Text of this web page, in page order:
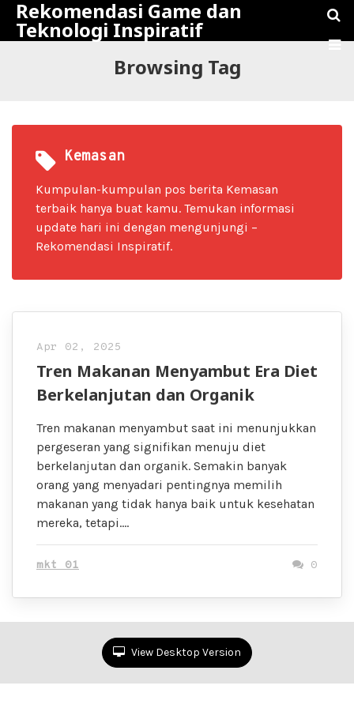
Rekomendasi Game dan
Teknologi Inspiratif
Browsing Tag
Kemasan
Kumpulan-kumpulan pos berita Kemasan
terbaik hanya buat kamu. Temukan informasi
update hari ini dengan mengunjungi –
Rekomendasi Inspiratif.
Apr 02, 2025
Tren Makanan Menyambut Era Diet
Berkelanjutan dan Organik
Tren makanan menyambut saat ini menunjukkan
pergeseran yang signifikan menuju diet
berkelanjutan dan organik. Semakin banyak
orang yang menyadari pentingnya memilih
makanan yang tidak hanya baik untuk kesehatan
mereka, tetapi….
mkt 01 0
View Desktop Version